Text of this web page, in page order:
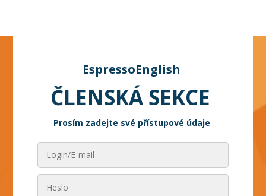
EspressoEnglish
ČLENSKÁ SEKCE
Prosím zadejte své přístupové údaje